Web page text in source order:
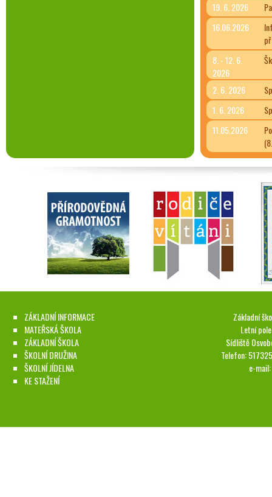
19. 6. 2026
16.06.2026
8. - 12. 6.
2026
2. 6. 2026
1. 6. 2026
11.05.2026
ZÁKLADNÍ INFORMACE
MATEŘSKÁ ŠKOLA
ZÁKLADNÍ ŠKOLA
ŠKOLNÍ DRUŽINA
ŠKOLNÍ JÍDELNA
KE STAŽENÍ
Základní
Letní
Sídliště
Telefon:
e-mail: